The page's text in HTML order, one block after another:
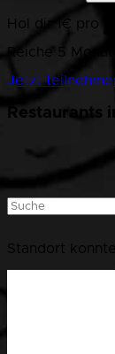
Hol dir 1€ pro
Reiche 5
Jetzt
Restaurants
Standort